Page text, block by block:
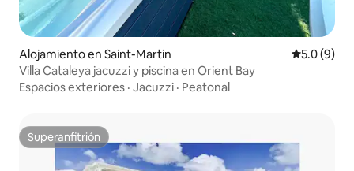
Alojamiento en Saint-Martin
5.0 (9)
Villa Cataleya jacuzzi y piscina en Orient Bay
Espacios exteriores · Jacuzzi · Peatonal
Superanfitrión
Superanfitrión